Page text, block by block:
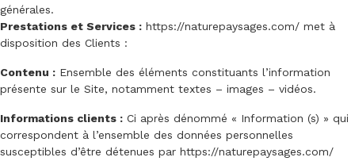
générales.
Prestations et Services : https://naturepaysages.com/ met à
disposition des Clients :
Contenu : Ensemble des éléments constituants l’information
présente sur le Site, notamment textes – images – vidéos.
Informations clients : Ci après dénommé « Information (s) » qui
correspondent à l’ensemble des données personnelles
susceptibles d’être détenues par https://naturepaysages.com/